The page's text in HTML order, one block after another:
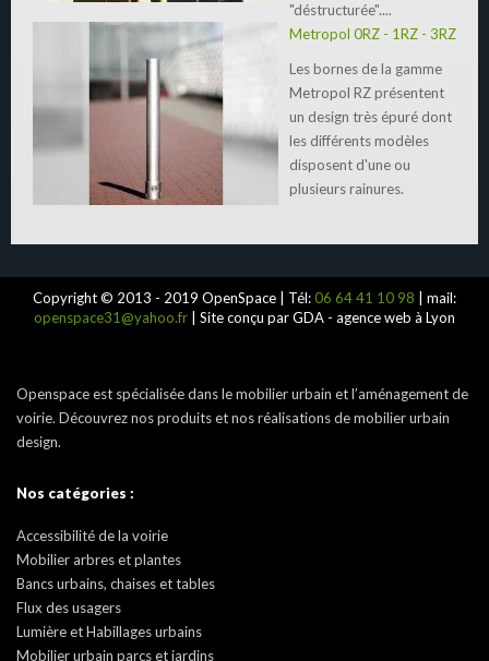
"déstructurée"....
Metropol 0RZ - 1RZ - 3RZ
Les bornes de la gamme
Metropol RZ présentent
un design très épuré dont
les différents modèles
disposent d'une ou
plusieurs rainures.
Copyright © 2013 - 2019 OpenSpace | Tél:06 64 41 10 98 | mail:
openspace31@yahoo.fr | Site conçu par GDA - agence web à Lyon
Openspace est spécialisée dans le mobilier urbain et l’aménagement de
voirie. Découvrez nos produits et nos réalisations de mobilier urbain
design.
Nos catégories :
Accessibilité de la voirie
Mobilier arbres et plantes
Bancs urbains, chaises et tables
Flux des usagers
Lumière et Habillages urbains
Mobilier urbain parcs et jardins